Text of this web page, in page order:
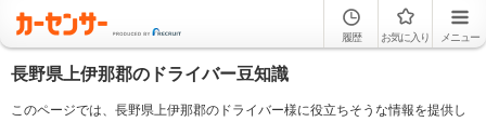
履歴 お気に入り メニュー
長野県上伊那郡のドライバー豆知識
このページでは、長野県上伊那郡のドライバー様に役立ちそうな情報を提供し